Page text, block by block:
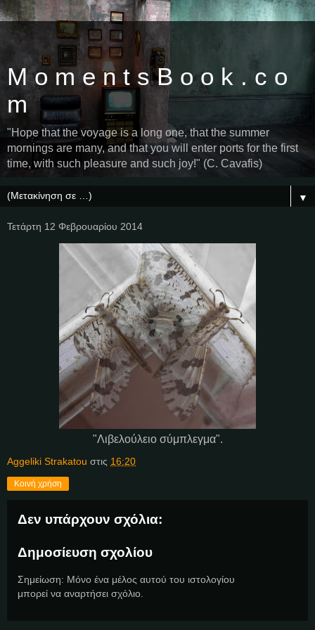
M o m e n t s B o o k . c o
m
"Hope that the voyage is a long one, that the summer
mornings are many, and that you will enter ports for the first
time, with such pleasure and such joy!" (C. Cavafis)
▼
Τετάρτη 12 Φεβρουαρίου 2014
"Λιβελούλειο σύμπλεγμα".
Aggeliki Strakatou στις 16:20
Κοινή χρήση
Δεν υπάρχουν σχόλια:
Δημοσίευση σχολίου
Σημείωση: Μόνο ένα μέλος αυτού του ιστολογίου
μπορεί να αναρτήσει σχόλιο.